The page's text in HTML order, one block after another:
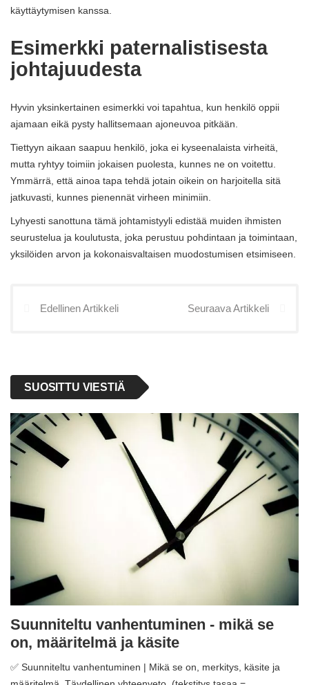
käyttäytymisen kanssa.
Esimerkki paternalistisesta
johtajuudesta
Hyvin yksinkertainen esimerkki voi tapahtua, kun henkilö oppii
ajamaan eikä pysty hallitsemaan ajoneuvoa pitkään.
Tiettyyn aikaan saapuu henkilö, joka ei kyseenalaista virheitä,
mutta ryhtyy toimiin jokaisen puolesta, kunnes ne on voitettu.
Ymmärrä, että ainoa tapa tehdä jotain oikein on harjoitella sitä
jatkuvasti, kunnes pienennät virheen minimiin.
Lyhyesti sanottuna tämä johtamistyyli edistää muiden ihmisten
seurustelua ja koulutusta, joka perustuu pohdintaan ja toimintaan,
yksilöiden arvon ja kokonaisvaltaisen muodostumisen etsimiseen.
Edellinen Artikkeli Seuraava Artikkeli
SUOSITTU VIESTIÄ
Suunniteltu vanhentuminen - mikä se
on, määritelmä ja käsite
✅ Suunniteltu vanhentuminen | Mikä se on, merkitys, käsite ja